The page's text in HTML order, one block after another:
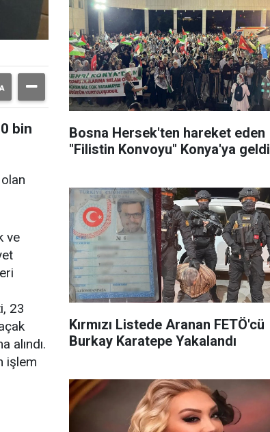
bin
ve
23
alındı.
işlem
Bosna Hersek'ten hareket eden
"Filistin Konvoyu" Konya'ya geldi
Kırmızı Listede Aranan FETÖ'cü
Burkay Karatepe Yakalandı